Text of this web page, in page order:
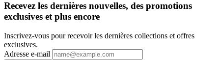
Recevez les dernières nouvelles, des promotions
exclusives et plus encore
Inscrivez-vous pour recevoir les dernières collections et offres
exclusives.
Adresse e-mail